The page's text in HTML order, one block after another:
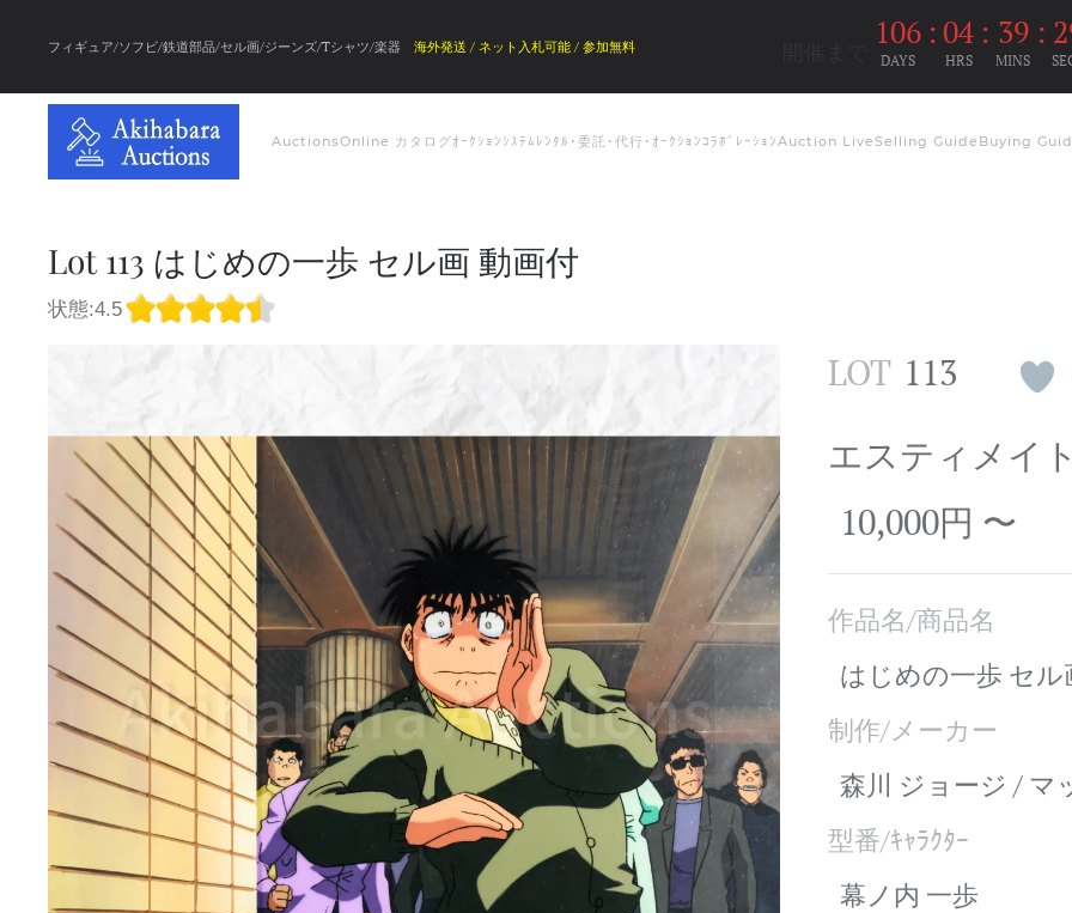
フィギュア/ソフビ/鉄道部品/セル画/ジーンズ/Tシャツ/楽器 海外発送 / ネット入札可能 / 参加無料 106
DAYS
: 04
HRS
: 39
MINS
:
AuctionsOnline カタログｵｰｸｼｮﾝｼｽﾃﾑﾚﾝﾀﾙ･委託･代行･ｵｰｸｼｮﾝｺﾗﾎﾞﾚｰｼｮﾝAuction LiveSelling Guide Buying
Lot 113 はじめの一歩 セル画 動画付
状態:4.5
LOT 113
エスティメイト
10,000円 〜
作品名/商品名
はじめの一歩 セル
制作/メーカー
森川 ジョージ / マ
型番/ｷｬﾗｸﾀｰ
幕ノ内 一歩